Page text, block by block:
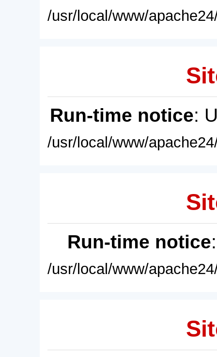
/usr/local/www/
Run-time notice:
/usr/local/www/
Run-time notice
/usr/local/www/